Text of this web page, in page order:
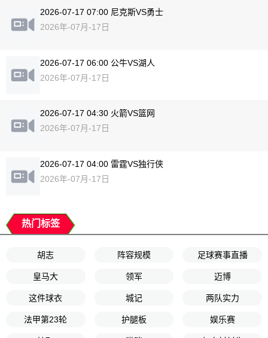
2026-07-17 07:00 尼克斯VS勇士
2026年-07月-17日
2026-07-17 06:00 公牛VS湖人
2026年-07月-17日
2026-07-17 04:30 火箭VS篮网
2026年-07月-17日
2026-07-17 04:00 雷霆VS独行侠
2026年-07月-17日
热门标签
胡志 阵容规模 足球赛事直播
皇马大 领军 迈博
这件球衣 城记 两队实力
法甲第23轮 护腿板 娱乐赛